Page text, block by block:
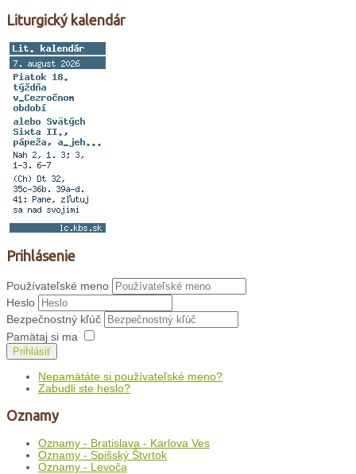
Liturgický kalendár
Prihlásenie
Používateľské meno
Heslo
Bezpečnostný kľúč
Pamätaj si ma
Prihlásiť
Nepamätáte si používateľské meno?
Zabudli ste heslo?
Oznamy
Oznamy - Bratislava - Karlova Ves
Oznamy - Spišský Štvrtok
Oznamy - Levoča